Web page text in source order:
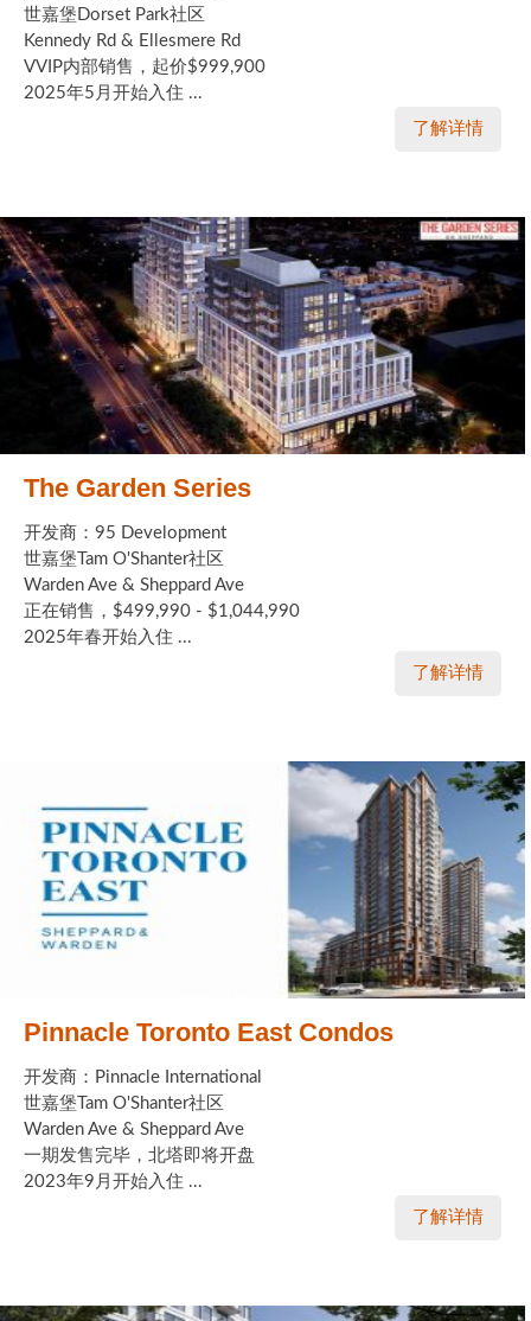
世嘉堡Dorset Park社区
Kennedy Rd & Ellesmere Rd
VVIP内部销售，起价$999,900
2025年5月开始入住 ...
了解详情
The Garden Series
开发商：95 Development
世嘉堡Tam O'Shanter社区
Warden Ave & Sheppard Ave
正在销售，$499,990 - $1,044,990
2025年春开始入住 ...
了解详情
Pinnacle Toronto East Condos
开发商：Pinnacle International
世嘉堡Tam O'Shanter社区
Warden Ave & Sheppard Ave
一期发售完毕，北塔即将开盘
2023年9月开始入住 ...
了解详情